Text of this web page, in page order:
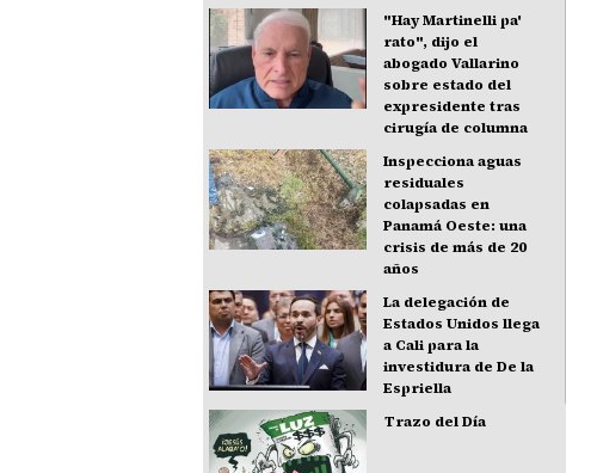
"Hay Martinelli pa'
rato", dijo el
abogado Vallarino
sobre estado del
expresidente tras
cirugía de columna
Inspecciona aguas
residuales
colapsadas en
Panamá Oeste: una
crisis de más de 20
años
La delegación de
Estados Unidos llega
a Cali para la
investidura de De la
Espriella
Trazo del Día